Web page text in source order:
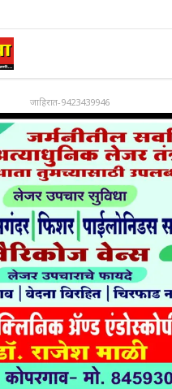
जाहिरात-9423439946